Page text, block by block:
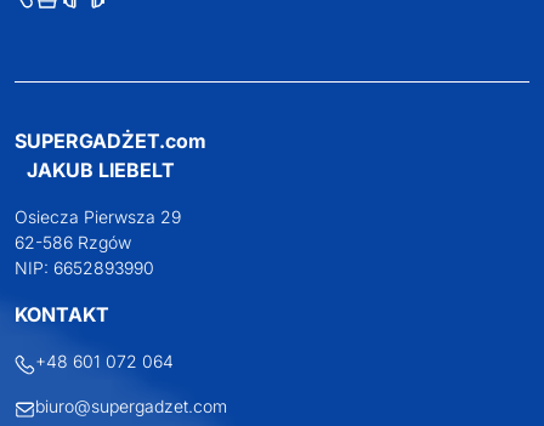
SUPERGADŻET.com
JAKUB LIEBELT
Osiecza Pierwsza 29
62-586 Rzgów
NIP: 6652893990
KONTAKT
+48 601 072 064
biuro@supergadzet.com